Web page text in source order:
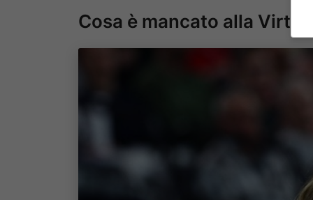
Cosa è mancato alla Virtus